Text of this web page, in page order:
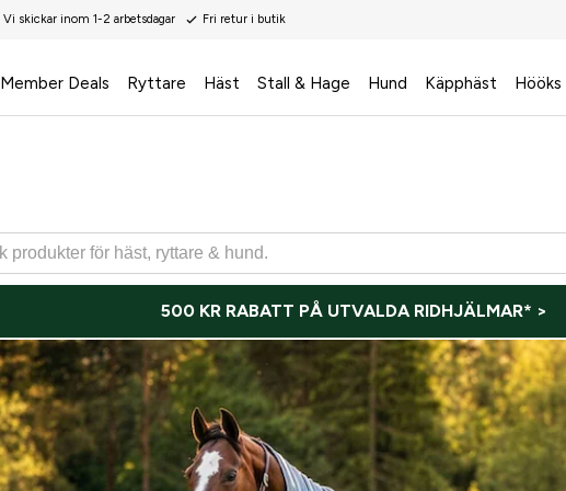
Vi skickar inom 1-2 arbetsdagar Fri retur i butik
Member Deals Ryttare Häst Stall & Hage Hund Käpphäst Hööks
500 KR RABATT PÅ UTVALDA RIDHJÄLMAR* >